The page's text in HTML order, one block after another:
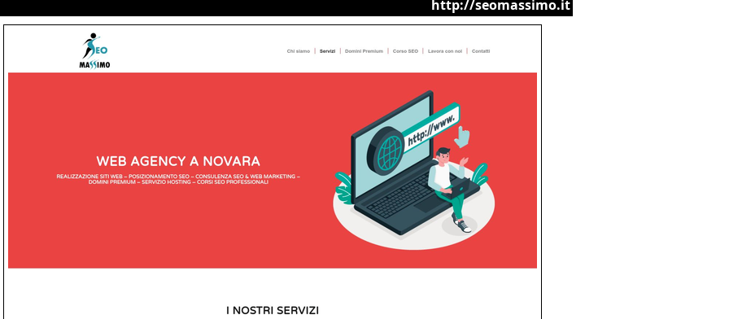
http://seomassimo.it